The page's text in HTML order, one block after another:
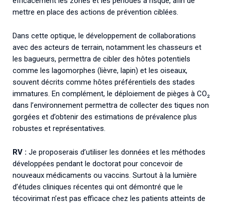
mettre en place des actions de prévention ciblées.
Dans cette optique, le développement de collaborations
avec des acteurs de terrain, notamment les chasseurs et
les bagueurs, permettra de cibler des hôtes potentiels
comme les lagomorphes (lièvre, lapin) et les oiseaux,
souvent décrits comme hôtes préférentiels des stades
immatures. En complément, le déploiement de pièges à CO₂
dans l’environnement permettra de collecter des tiques non
gorgées et d’obtenir des estimations de prévalence plus
robustes et représentatives.
RV : Je proposerais d’utiliser les données et les méthodes
développées pendant le doctorat pour concevoir de
nouveaux médicaments ou vaccins. Surtout à la lumière
d’études cliniques récentes qui ont démontré que le
técovirimat n’est pas efficace chez les patients atteints de